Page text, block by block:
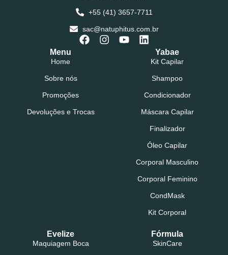
+55 (41) 3657-7711
sac@natuphitus.com.br
Menu
Home
Sobre nós
Promoções
Devoluções e Trocas
Yabae
Kit Capilar
Shampoo
Condicionador
Máscara Capilar
Finalizador
Óleo Capilar
Corporal Masculino
Corporal Feminino
CondMask
Kit Corporal
Evelize
Maquiagem Boca
Fórmula
SkinCare